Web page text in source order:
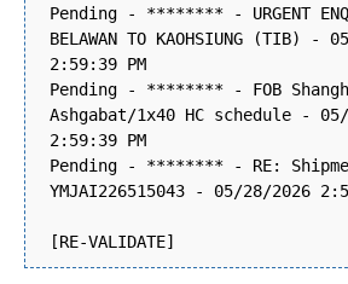
Pending - ******** - URGENT
BELAWAN TO KAOHSIUNG (TIB) -
2:59:39 PM
Pending - ******** - FOB
Ashgabat/1x40 HC schedule -
2:59:39 PM
Pending - ******** - RE:
YMJAI226515043 - 05/28/2026
[RE-VALIDATE]